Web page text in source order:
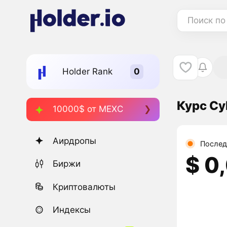
Поиск
Holder Rank
10000$ от MEXC
Аирдропы
Биржи
Криптовалюты
Индексы
Курс
$